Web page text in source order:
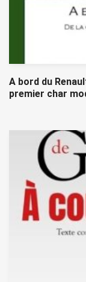
A bord du
premier char